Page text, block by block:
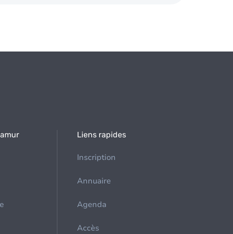
Liens rapides
Inscription
Annuaire
Agenda
Accès